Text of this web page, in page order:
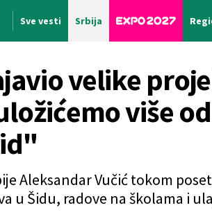
Sve vesti Srbija
velike
više
Aleksandar Vučić tokom
u Šidu, radove na školama i